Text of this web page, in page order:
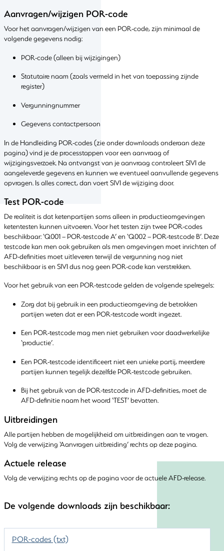
Aanvragen/wijzigen POR-code
Voor het aanvragen/wijzigen van een POR-code, zijn minimaal de
volgende gegevens nodig:
POR-code (alleen bij wijzigingen)
Statutaire naam (zoals vermeld in het van toepassing zijnde
register)
Vergunningnummer
Gegevens contactpersoon
In de Handleiding POR-codes (zie onder downloads onderaan deze
pagina) vind je de processtappen voor een aanvraag of
wijzigingsverzoek. Na ontvangst van je aanvraag controleert SIVI de
aangeleverde gegevens en kunnen we eventueel aanvullende gegevens
opvragen. Is alles correct, dan voert SIVI de wijziging door.
Test POR-code
De realiteit is dat ketenpartijen soms alleen in productieomgevingen
ketentesten kunnen uitvoeren. Voor het testen zijn twee POR-codes
beschikbaar: ‘Q001 – POR-testcode A’ en ‘Q002 – POR-testcode B’. Deze
testcode kan men ook gebruiken als men omgevingen moet inrichten of
AFD-definities moet uitleveren terwijl de vergunning nog niet
beschikbaar is en SIVI dus nog geen POR-code kan verstrekken.
Voor het gebruik van een POR-testcode gelden de volgende spelregels:
Zorg dat bij gebruik in een productieomgeving de betrokken
partijen weten dat er een POR-testcode wordt ingezet.
Een POR-testcode mag men niet gebruiken voor daadwerkelijke
‘productie’.
Een POR-testcode identificeert niet een unieke partij, meerdere
partijen kunnen tegelijk dezelfde POR-testcode gebruiken.
Bij het gebruik van de POR-testcode in AFD-definities, moet de
AFD-definitie naam het woord ‘TEST’ bevatten.
Uitbreidingen
Alle partijen hebben de mogelijkheid om uitbreidingen aan te vragen.
Volg de verwijzing ‘Aanvragen uitbreiding’ rechts op deze pagina.
Actuele release
Volg de verwijzing rechts op de pagina voor de actuele AFD-release.
De volgende downloads zijn beschikbaar:
POR-codes (txt)